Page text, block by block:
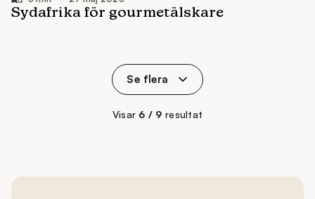
Se flera
Visar 6 / 9resultat